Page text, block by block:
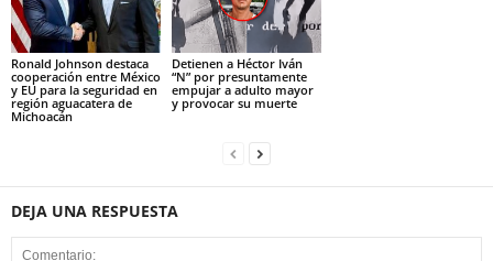
Ronald Johnson destaca
cooperación entre México
y EU para la seguridad en
región aguacatera de
Michoacán
Detienen a Héctor Iván
“N” por presuntamente
empujar a adulto mayor
y provocar su muerte
DEJA UNA RESPUESTA